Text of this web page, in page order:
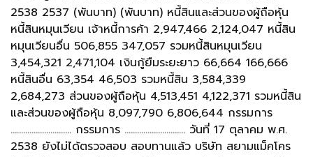
2538 2537 (พันบาท) (พันบาท) หนี้สินและส่วนของผู้ถือหุ้น
หนี้สินหมุนเวียน เจ้าหนี้การค้า 2,947,466 2,124,047 หนี้สิน
หมุนเวียนอื่น 506,855 347,057 รวมหนี้สินหมุนเวียน
3,454,321 2,471,104 เงินกู้ยืมระยะยาว 66,664 166,666
หนี้สินอื่น 63,354 46,503 รวมหนี้สิน 3,584,339
2,684,273 ส่วนของผู้ถือหุ้น 4,513,451 4,122,371 รวมหนี้สิน
และส่วนของผู้ถือหุ้น 8,097,790 6,806,644 กรรมการ
............................. กรรมการ ............................. วันที่ 17 ตุลาคม พ.ศ.
2538 ยังไม่ได้ตรวจสอบ สอบทานแล้ว บริษัท สยามแม็คโคร